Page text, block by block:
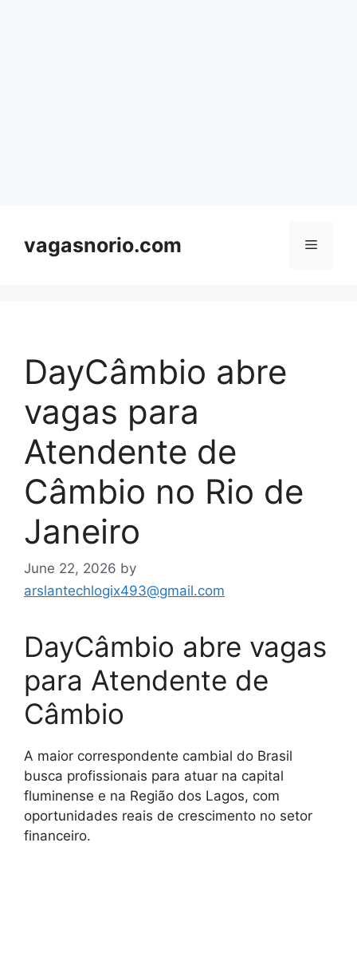
vagasnorio.com Menu
DayCâmbio abre
vagas para
Atendente de
Câmbio no Rio de
Janeiro
June 22, 2026 by
arslantechlogix493@gmail.com
DayCâmbio abre vagas
para Atendente de
Câmbio
A maior correspondente cambial do Brasil
busca profissionais para atuar na capital
fluminense e na Região dos Lagos, com
oportunidades reais de crescimento no setor
financeiro.